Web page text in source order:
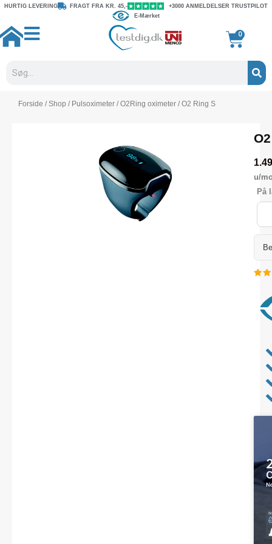
Gå
indholdet
HURTIG LEVERING FRAGT FRA KR. 45,-
+3000 ANMELDELSER TRUSTPILOT
E-Mærket
0
Kurv
Forside /Shop / Pulsoximeter /O2Ring oximeter / O2 Ring S
u/
På
O2